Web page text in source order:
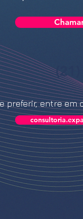
(21)
preferir, entre em